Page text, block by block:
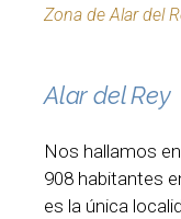
Zona de Alar del
Alar del Rey
Nos hallamos
908 habitantes
es la única